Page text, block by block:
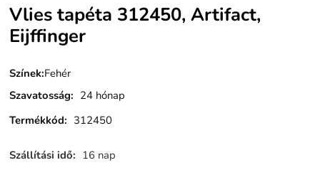
Vlies tapéta 312450, Artifact,
Eijffinger
Színek:Fehér
Szavatosság: 24 hónap
Termékkód: 312450
Szállítási idő: 16 nap